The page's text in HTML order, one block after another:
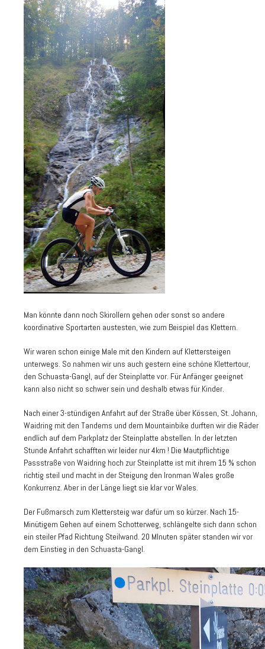
Man könnte dann noch Skirollern gehen oder sonst so andere
koordinative Sportarten austesten, wie zum Beispiel das Klettern.
Wir waren schon einige Male mit den Kindern auf Klettersteigen
unterwegs. So nahmen wir uns auch gestern eine schöne Klettertour,
den Schuasta-Gangl, auf der Steinplatte vor. Für Anfänger geeignet
kann also nicht so schwer sein und deshalb etwas für Kinder.
Nach einer 3-stündigen Anfahrt auf der Straße über Kössen, St. Johann,
Waidring mit den Tandems und dem Mountainbike durften wir die Räder
endlich auf dem Parkplatz der Steinplatte abstellen. In der letzten
Stunde Anfahrt schafften wir leider nur 4km ! Die Mautpflichtige
Passstraße von Waidring hoch zur Steinplatte ist mit ihrem 15 % schon
richtig steil und macht in der Steigung den Ironman Wales große
Konkurrenz. Aber in der Länge liegt sie klar vor Wales.
Der Fußmarsch zum Klettersteig war dafür um so kürzer. Nach 15-
Minütigem Gehen auf einem Schotterweg, schlängelte sich dann schon
ein steiler Pfad Richtung Steilwand. 20 MInuten später standen wir vor
dem Einstieg in den Schuasta-Gangl.